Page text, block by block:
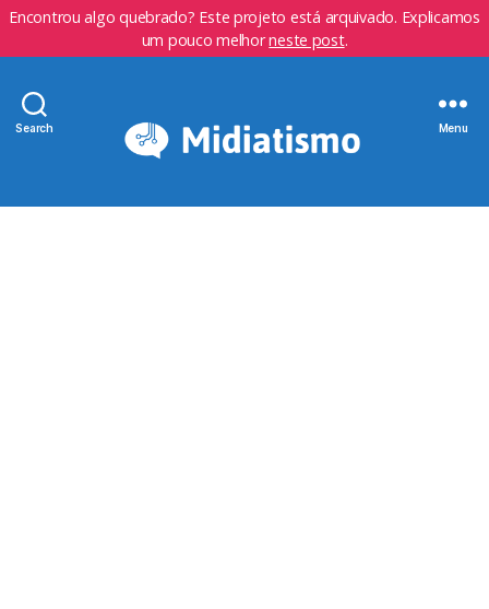
Encontrou algo quebrado? Este projeto está arquivado. Explicamos
um pouco melhorneste post.
Search Menu